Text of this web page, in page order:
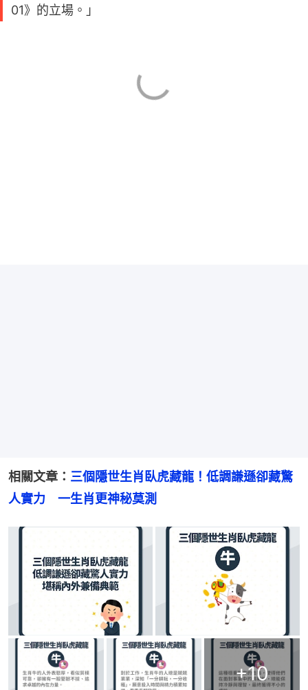
01》的立場。」
相關文章： 三個隱世生肖臥虎藏龍！低調謙遜卻藏驚
人實力　一生肖更神秘莫測
+10